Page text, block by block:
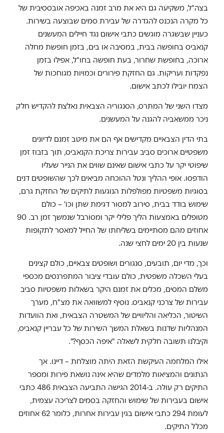
בצה"ל, משקיעה גם היא את מרב זמנה באכיפה אובססיבית של
כל מקרה הנכנס להגדרה של עבירת סמים שבוצעה בשירות.
כעניין שבשגרה מוגשים כתבי אישום נגד חיילים המעשנים
קנאביס בחופשה בבית, במסיבה או בים, בזמן חופשת מחלה
ארוכה, בחופשת שחרור, בעת חופשה בחו"ל, אפילו בזמן
נפקדות ועריקות. גם החזקת פירורים וכמויות מגוחכות של
הצמח יובילו לכתב אישום.
מצדו השני של המתרס, הסנגוריה הצבאית נאלצת להקדיש חלק
ניכר ממשאביה להגנה על המעשנים.
בתי הדין הצבאיים מקדישים אף הם את מיטב זמנם לדיונים
משפטיים ארוכים סביב עבירות צריכת הקנאביס, תוך בזבוז זמן
שיפוטי יקר על כתבי אישום שאינם שווים את הנייר שעליו
הודפסו. אופי ההליך ונטל ההוכחה מביאים לכך שהשופטים דנים
בסוגיות משפטיות מפולפלות הנוגעות לתיקים של החזקת גרם,
שימוש בודד בבית, סירוב למסור דגימת שתן וכו' – כולם
מטופלים באמצעות הליך פלילי יקר ומסורבל שנמשך זמן רב. 90
אחוזים מהם מסתיימים בשליחתו של החייל למאסר לתקופות
שנעות בין 20 ימים לחצי שנה.
וכך, מדי יום, תובעים, סנגורים ושופטים צבאיים, כולם קצינים
בעלי השכלה משפטית, כולם עובדי ציבור המתפרנסים מכספי
משלם המסים, מכלים את זמנם היקר בשאלות משפטיות סביב
עבירות של צרכני קנאביס. נוסיף למשוואה את מצ"ח, מערך
השיטור, הכליאה והליוויים של המשטרה הצבאית, ואת הוועדות
המנהליות שדנות בשאלת המשך השירות של כל עבריין קנאביס,
וקיבלנו תשובה חלקית לשאלה "איפה הכסף?".
אילו המלחמה העיקשת הזאת היתה מוצלחת – דיינו. אך
הנתונים והמציאות מלמדים שהיא אינה נושאת פירות ומספר
התיקים רק עולה. ב-2014 הגישה התביעה הצבאית 486 כתבי
אישום בעבירות של שימוש והחזקה בסמים לצריכה עצמית,
לעומת 294 כתבי אישום בגין עבירות אחרות, כלומר 62 אחוזים
מכלל התיקים.